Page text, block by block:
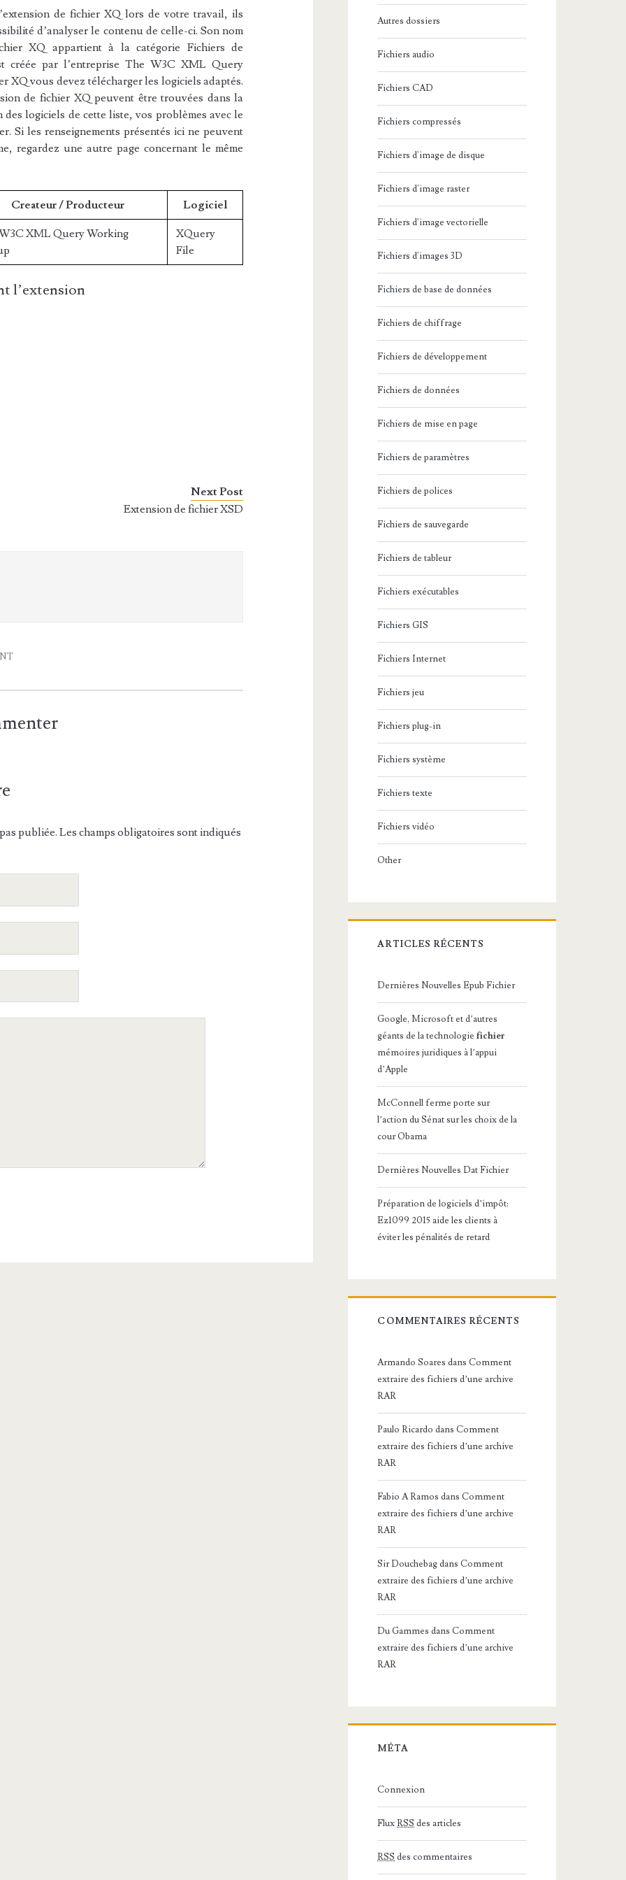
de fichier XQ lors de votre travail, ils
d’analyser le contenu de celle-ci. Son nom
XQ appartient à la catégorie Fichiers de
créée par l’entreprise The W3C XML Query
vous devez télécharger les logiciels adaptés.
de fichier XQ peuvent être trouvées dans la
logiciels de cette liste, vos problèmes avec le
Si les renseignements présentés ici ne peuvent
regardez une autre page concernant le même
Createur / Producteur Logiciel
XML Query Working
XQuery
File
l’extension
Next Post
Extension de fichier XSD
publiée. Les champs obligatoires sont indiqués
Autres dossiers
Fichiers audio
Fichiers CAD
Fichiers compressés
Fichiers d'image de disque
Fichiers d'image raster
Fichiers d'image vectorielle
Fichiers d'images 3D
Fichiers de base de données
Fichiers de chiffrage
Fichiers de développement
Fichiers de données
Fichiers de mise en page
Fichiers de paramètres
Fichiers de polices
Fichiers de sauvegarde
Fichiers de tableur
Fichiers exécutables
Fichiers GIS
Fichiers Internet
Fichiers jeu
Fichiers plug-in
Fichiers système
Fichiers texte
Fichiers vidéo
Other
ARTICLES RÉCENTS
Dernières Nouvelles Epub Fichier
Google, Microsoft et d’autres
géants de la technologiefichier
mémoires juridiques à l’appui
d’Apple
McConnell ferme porte sur
l’action du Sénat sur les choix de la
cour Obama
Dernières Nouvelles Dat Fichier
Préparation de logiciels d’impôt:
Ez1099 2015 aide les clients à
éviter les pénalités de retard
COMMENTAIRES RÉCENTS
Armando Soares dansComment
extraire des fichiers d’une archive
RAR
Paulo Ricardo dansComment
extraire des fichiers d’une archive
RAR
Fabio A Ramos dansComment
extraire des fichiers d’une archive
RAR
Sir DouchebagdansComment
extraire des fichiers d’une archive
RAR
Du Gammes dansComment
extraire des fichiers d’une archive
RAR
MÉTA
Connexion
FluxRSS des articles
RSS des commentaires